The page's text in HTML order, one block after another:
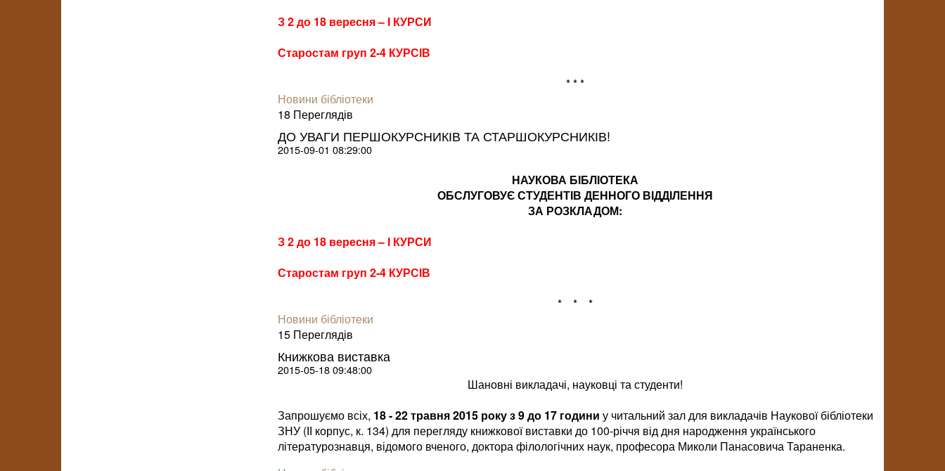
З 2 до 18 вересня – І КУРСИ
Старостам груп 2-4 КУРСІВ
* * *
Новини бібліотеки
18 Пере­гля­дів
ДО УВАГИ ПЕРШОКУРСНИКІВ ТА СТАРШОКУРСНИКІВ!
2015-09-01 08:29:00
НАУКОВА БІБЛІОТЕКА
ОБСЛУГОВУЄ СТУДЕНТІВ ДЕННОГО ВІДДІЛЕННЯ
ЗА РОЗКЛАДОМ:
З 2 до 18 вересня – І КУРСИ
Старостам груп 2-4 КУРСІВ
* * *
Новини бібліотеки
15 Пере­гля­дів
Книжкова виставка
2015-05-18 09:48:00
Шановні викладачі, науковці та студенти!
Запрошуємо всіх, 18 - 22 травня 2015 року з 9 до 17 години у читальний зал для викладачів Наукової бібліотеки
ЗНУ (ІІ корпус, к. 134) для перегляду книжкової виставки до 100-річчя від дня народження українського
літературознавця, відомого вченого, доктора філологічних наук, професора Миколи Панасовича Тараненка.